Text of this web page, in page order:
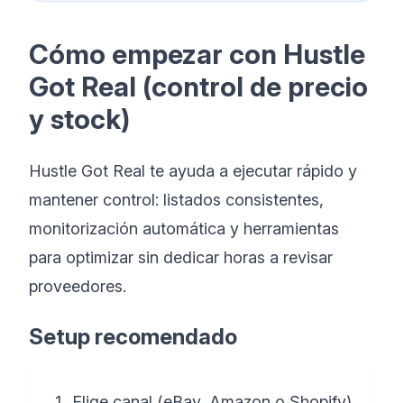
Cómo empezar con Hustle
Got Real (control de precio
y stock)
Hustle Got Real te ayuda a ejecutar rápido y
mantener control: listados consistentes,
monitorización automática y herramientas
para optimizar sin dedicar horas a revisar
proveedores.
Setup recomendado